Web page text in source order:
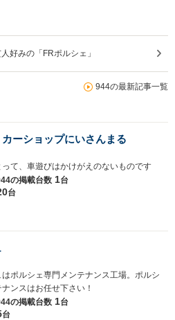
好みの「FRポルシェ」
944の最新記事一覧
ーショップにいさんまる
て、車遊びはかけがえのないものです
の掲載台数 1台
台
はポルシェ専門メンテナンス工場。ポルシ
ンスはお任せ下さい！
の掲載台数 1台
台